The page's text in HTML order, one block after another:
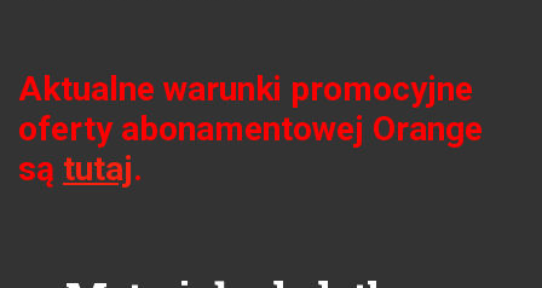
Aktualne warunki promocyjne
oferty abonamentowej Orange
są tutaj.